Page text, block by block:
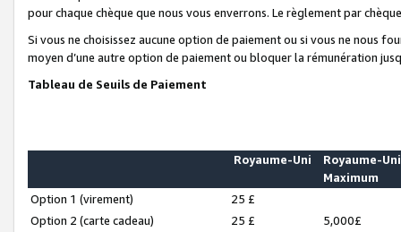
pour chaque chèque que nous vous enverrons. Le règlement par
Si vous ne choisissez aucune option de paiement ou si vous ne nous
moyen d’une autre option de paiement ou bloquer la rémunération
Tableau de Seuils de Paiement
Royaume-Uni
Royaume-Uni
Maximum
Option 1 (virement)
25 £
Option 2 (carte cadeau)
25 £
5,000£